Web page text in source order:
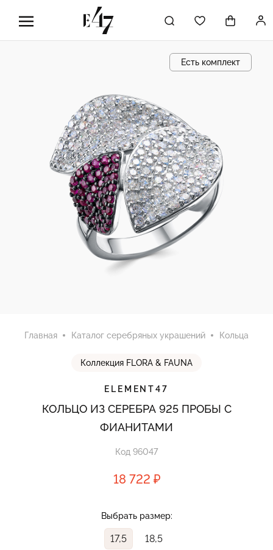
Есть комплект
Главная Каталог серебряных украшений Кольца
Коллекция FLORA & FAUNA
ELEMENT47
КОЛЬЦО ИЗ СЕРЕБРА 925 ПРОБЫ С
ФИАНИТАМИ
Код 96047
18 722 ₽
Выбрать размер:
17,5 18,5